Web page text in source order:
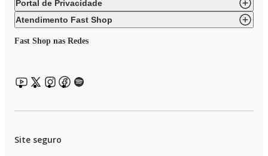
Portal de Privacidade
Atendimento Fast Shop
Fast Shop nas Redes
Site seguro